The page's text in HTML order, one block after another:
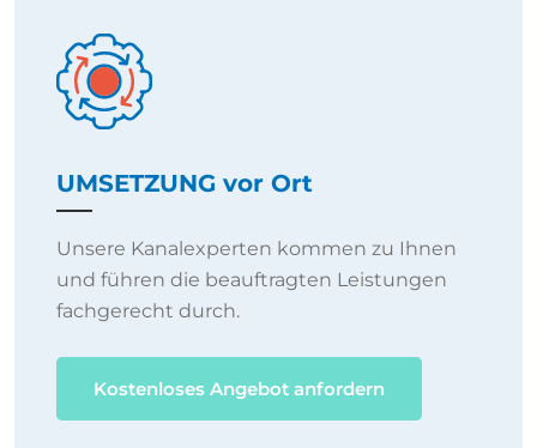
UMSETZUNG vor Ort
Unsere Kanalexperten kommen zu Ihnen
und führen die beauftragten Leistungen
fachgerecht durch.
Kostenloses Angebot anfordern